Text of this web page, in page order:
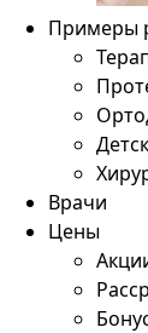
Примеры
Врачи
Цены